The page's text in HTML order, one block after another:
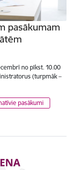
pasākumam
no plkst. 10.00
(turpmāk –
pasākumi